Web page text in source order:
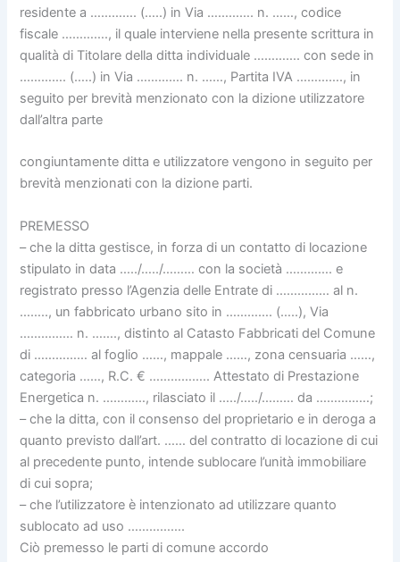
residente a …………. (…..) in Via …………. n. ……, codice
fiscale …………., il quale interviene nella presente scrittura in
qualità di Titolare della ditta individuale …………. con sede in
…………. (…..) in Via …………. n. ……, Partita IVA …………., in
seguito per brevità menzionato con la dizione utilizzatore
dall’altra parte
congiuntamente ditta e utilizzatore vengono in seguito per
brevità menzionati con la dizione parti.
PREMESSO
– che la ditta gestisce, in forza di un contatto di locazione
stipulato in data …../…../……… con la società …………. e
registrato presso l’Agenzia delle Entrate di …………… al n.
…….., un fabbricato urbano sito in …………. (…..), Via
…………… n. ……., distinto al Catasto Fabbricati del Comune
di …………… al foglio ……, mappale ……, zona censuaria ……,
categoria ……, R.C. € …………….. Attestato di Prestazione
Energetica n. …………, rilasciato il …../…../……… da ……………;
– che la ditta, con il consenso del proprietario e in deroga a
quanto previsto dall’art. …… del contratto di locazione di cui
al precedente punto, intende sublocare l’unità immobiliare
di cui sopra;
– che l’utilizzatore è intenzionato ad utilizzare quanto
sublocato ad uso …………….
Ciò premesso le parti di comune accordo